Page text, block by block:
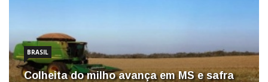
BRASIL
Colheita do milho avança em MS e safra